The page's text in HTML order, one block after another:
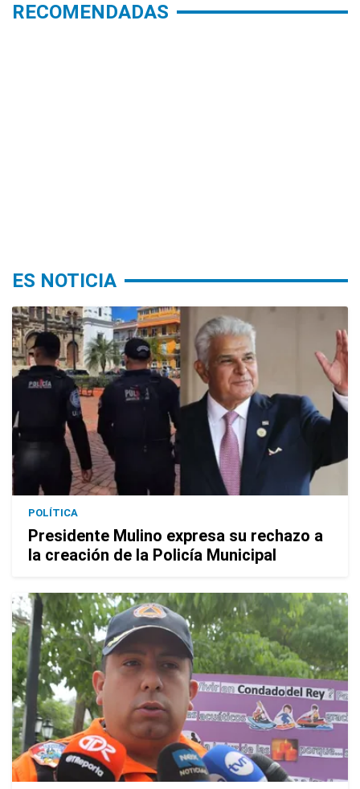
RECOMENDADAS
ES NOTICIA
POLÍTICA
Presidente Mulino expresa su rechazo a
la creación de la Policía Municipal